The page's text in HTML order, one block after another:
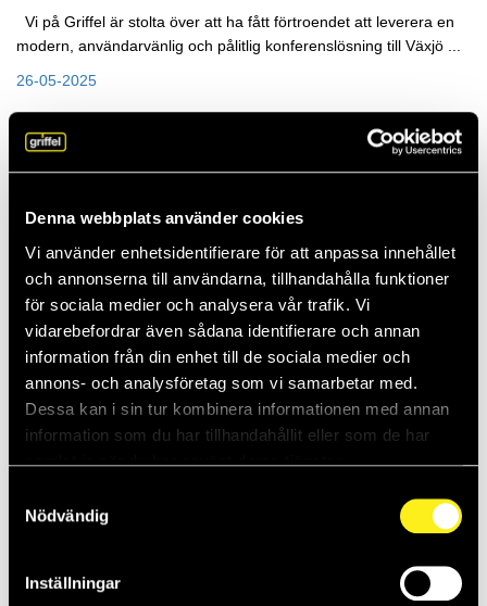
Denna webbplats använder cookies
Vi använder enhetsidentifierare för att anpassa innehållet
och annonserna till användarna, tillhandahålla funktioner
för sociala medier och analysera vår trafik. Vi
vidarebefordrar även sådana identifierare och annan
information från din enhet till de sociala medier och
annons- och analysföretag som vi samarbetar med.
Dessa kan i sin tur kombinera informationen med annan
information som du har tillhandahållit eller som de har
samlat in när du har använt deras tjänster.
Nödvändig
Inställningar
Vi på Griffel är stolta över att ha fått förtroendet att leverera en
modern, användarvänlig och pålitlig konferenslösning till Växjö ...
26-05-2025
Anja föredrar molnet: “Smart, säkert och
kapabelt”
Men Griffels Anja Genestig slår ett slag för molnet. – Det är smart,
26-05-2025
Daniel vet hur man stoppar inkräktaren
Griffels Daniel Thompsson tror på samspelet mellan människor,
teknik och organisation. Så skapas säkra IT-miljöer. – Ledningens
engagemang är vi...
15-05-2025
gillar kunderna Elias
kompaktare och snabbare teknik blir hela tiden. – Det finns så
stora...